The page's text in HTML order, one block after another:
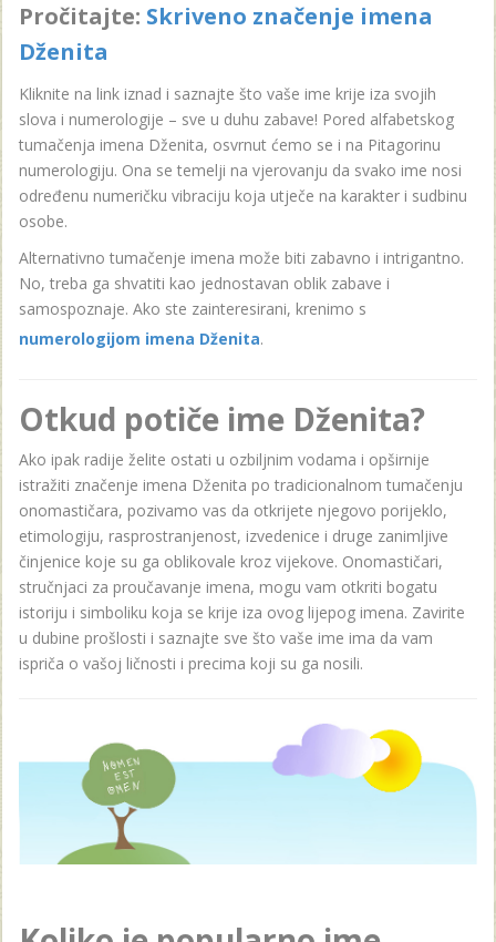
Pročitajte: Skriveno značenje imena
Dženita
Kliknite na link iznad i saznajte što vaše ime krije iza svojih
slova i numerologije – sve u duhu zabave! Pored alfabetskog
tumačenja imena Dženita, osvrnut ćemo se i na Pitagorinu
numerologiju. Ona se temelji na vjerovanju da svako ime nosi
određenu numeričku vibraciju koja utječe na karakter i sudbinu
osobe.
Alternativno tumačenje imena može biti zabavno i intrigantno.
No, treba ga shvatiti kao jednostavan oblik zabave i
samospoznaje. Ako ste zainteresirani, krenimo s
numerologijom imena Dženita.
Otkud potiče ime Dženita?
Ako ipak radije želite ostati u ozbiljnim vodama i opširnije
istražiti značenje imena Dženita po tradicionalnom tumačenju
onomastičara, pozivamo vas da otkrijete njegovo porijeklo,
etimologiju, rasprostranjenost, izvedenice i druge zanimljive
činjenice koje su ga oblikovale kroz vijekove. Onomastičari,
stručnjaci za proučavanje imena, mogu vam otkriti bogatu
istoriju i simboliku koja se krije iza ovog lijepog imena. Zavirite
u dubine prošlosti i saznajte sve što vaše ime ima da vam
ispriča o vašoj ličnosti i precima koji su ga nosili.